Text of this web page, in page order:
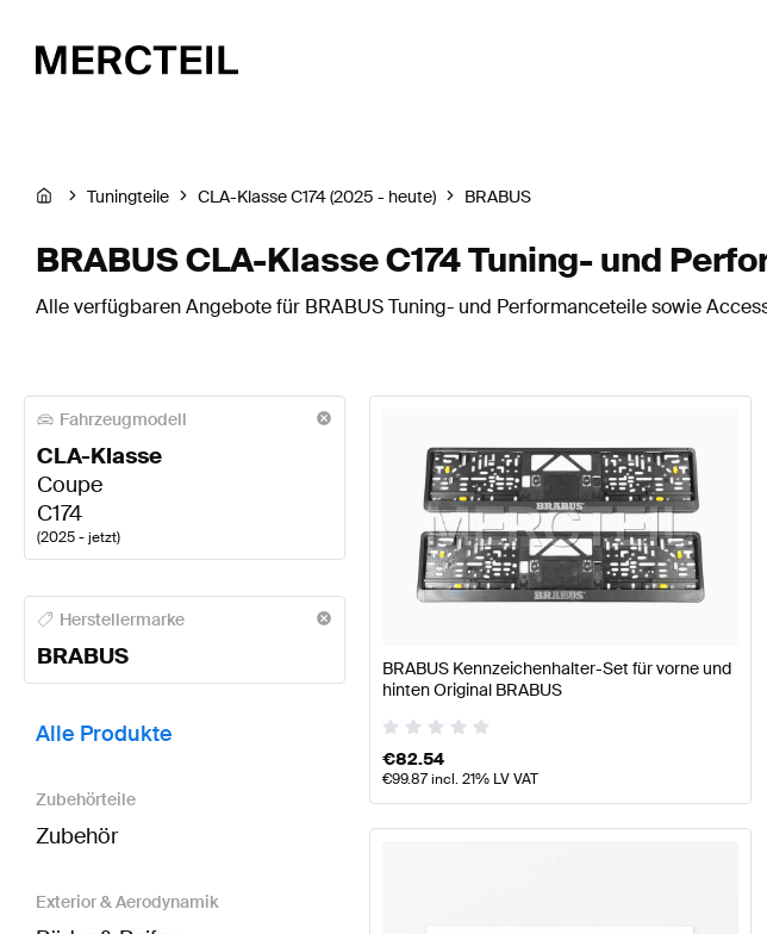
Tuningteile CLA-Klasse C174 (2025 - heute) BRABUS
BRABUS CLA-Klasse C174 Tuning- und
Alle verfügbaren Angebote für BRABUS Tuning- und Performanceteile sowie
Fahrzeugmodell
CLA-Klasse
Coupe
C174
(2025 - jetzt)
BRABUS A-Klasse Tuning- und PerformanceteileBRABUS A-Klasse W177
Herstellermarke
BRABUS
BRABUS CLA-Klasse C174 Tuning- und Performanceteile
Alle Produkte
Zubehörteile
Zubehör
Exterior & Aerodynamik
BRABUS Kennzeichenhalter-Set für vorne und
hinten Original BRABUS
€82.54
€99.87incl. 21% LV VAT